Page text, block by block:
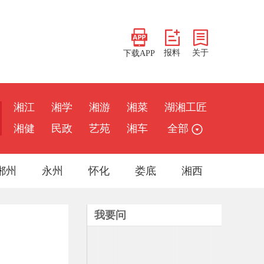
下载APP 报料 关于
湘江 湘学 湘游 湘菜
湖湘工匠
湘健
民政 艺苑 湘车 全部
州 永州 怀化 娄底 湘西
我要问